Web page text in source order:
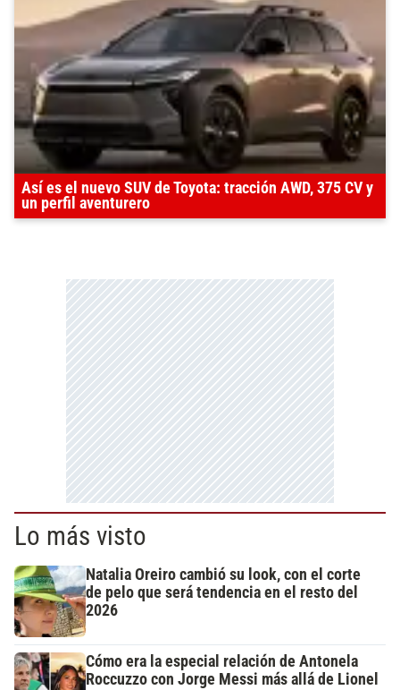
Así es el nuevo SUV de Toyota: tracción AWD, 375 CV y
un perfil aventurero
Lo más visto
Natalia Oreiro cambió su look, con el corte
de pelo que será tendencia en el resto del
2026
Cómo era la especial relación de Antonela
Roccuzzo con Jorge Messi más allá de Lionel